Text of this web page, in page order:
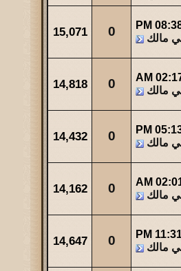
08:38
مالك 0
15,071
02:17
مالك 0
14,818
05:13
مالك 0
14,432
02:01
مالك 0
14,162
11:31
مالك 0
14,647